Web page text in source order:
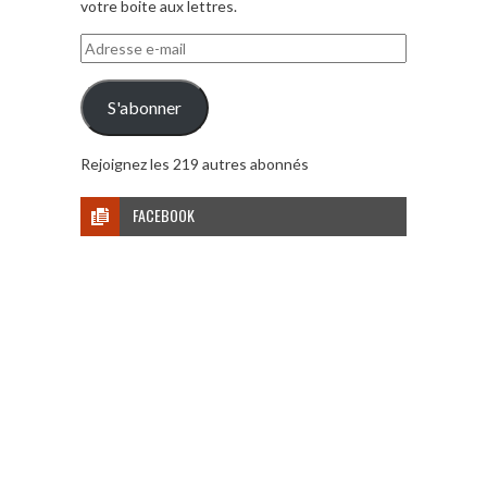
votre boite aux lettres.
Adresse
e-
mail
S'abonner
Rejoignez les 219 autres abonnés
FACEBOOK